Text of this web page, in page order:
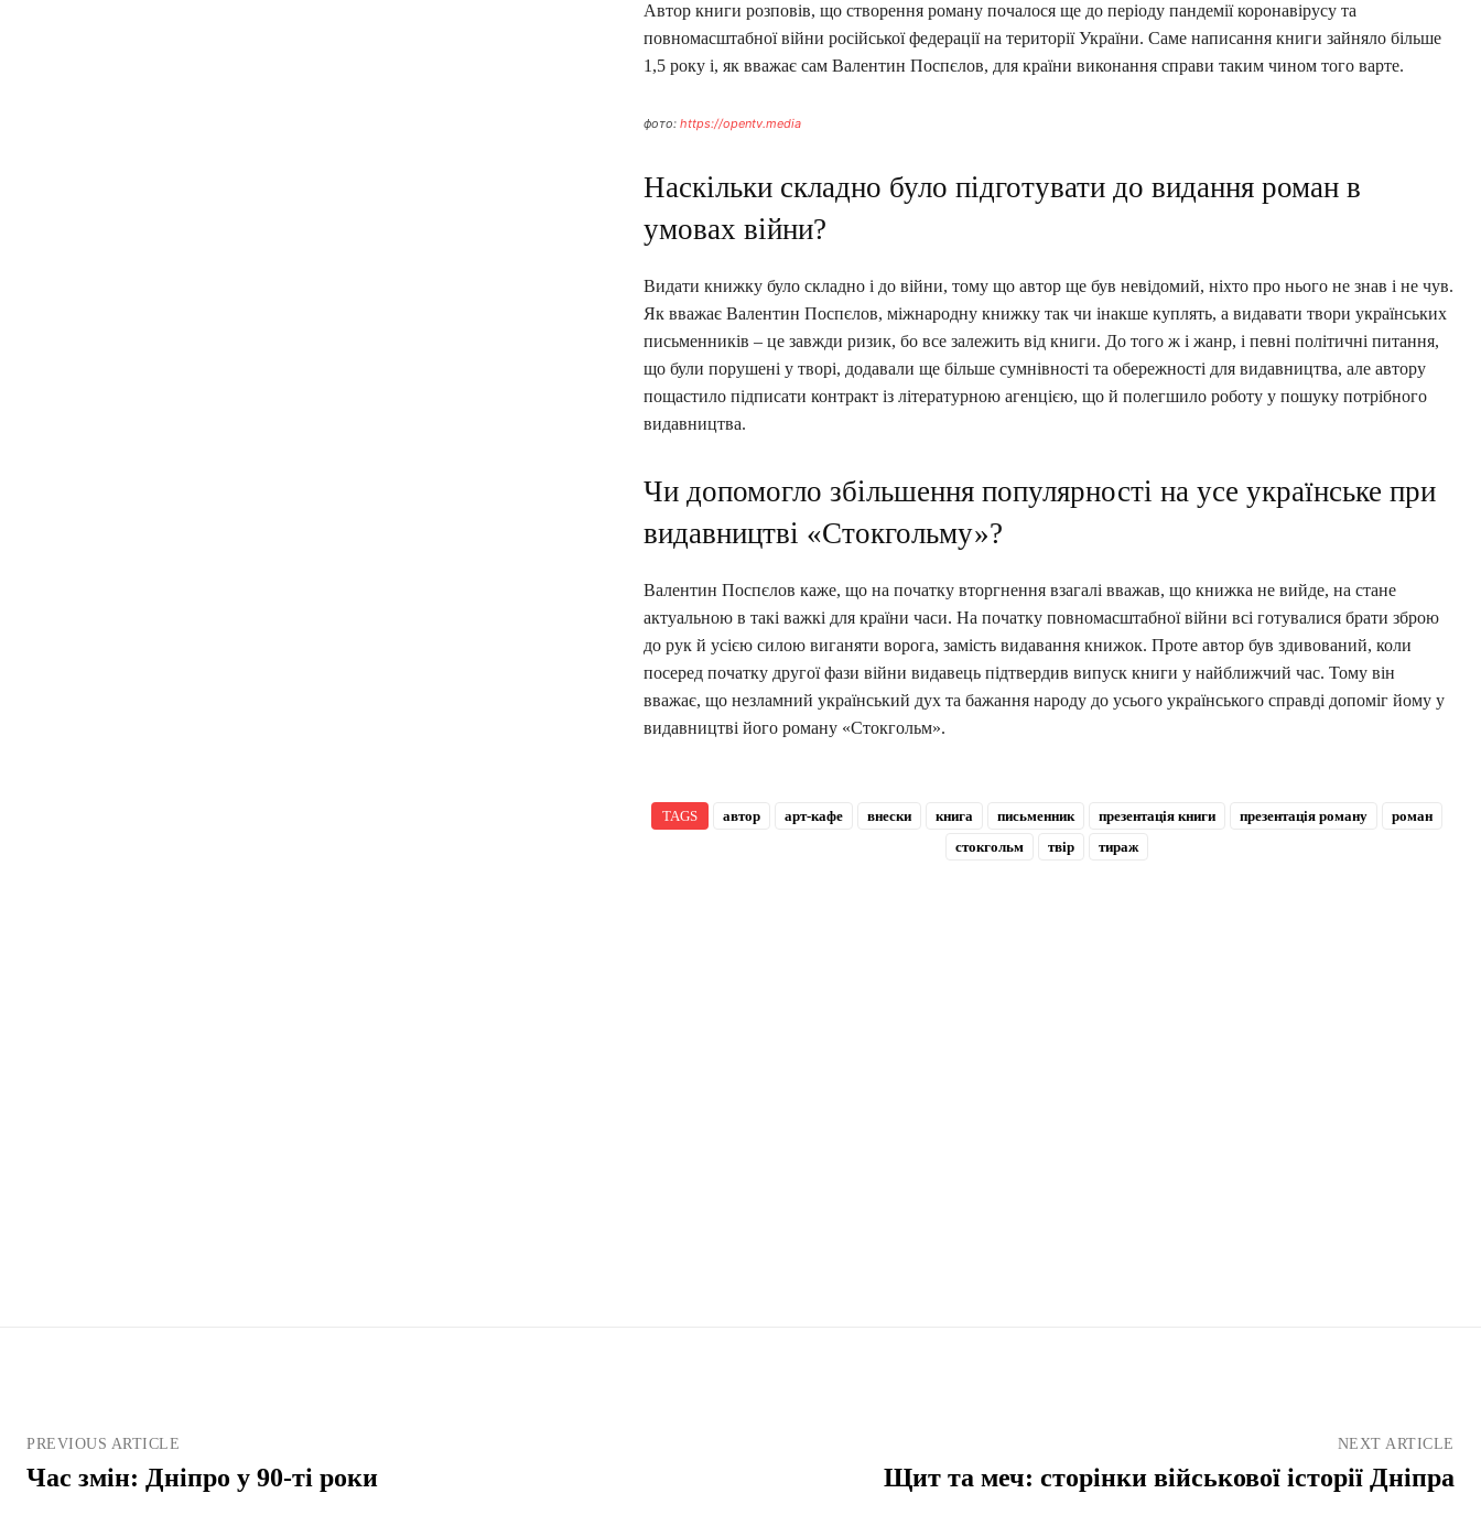
Автор книги розповів, що створення роману почалося ще до періоду пандемії коронавірусу та
повномасштабної війни російської федерації на території України. Саме написання книги зайняло більше
1,5 року і, як вважає сам Валентин Поспєлов, для країни виконання справи таким чином того варте.
фото: https://opentv.media
Наскільки складно було підготувати до видання роман в
умовах війни?
Видати книжку було складно і до війни, тому що автор ще був невідомий, ніхто про нього не знав і не чув.
Як вважає Валентин Поспєлов, міжнародну книжку так чи інакше куплять, а видавати твори українських
письменників – це завжди ризик, бо все залежить від книги. До того ж і жанр, і певні політичні питання,
що були порушені у творі, додавали ще більше сумнівності та обережності для видавництва, але автору
пощастило підписати контракт із літературною агенцією, що й полегшило роботу у пошуку потрібного
видавництва.
Чи допомогло збільшення популярності на усе українське при
видавництві «Стокгольму»?
Валентин Поспєлов каже, що на початку вторгнення взагалі вважав, що книжка не вийде, на стане
актуальною в такі важкі для країни часи. На початку повномасштабної війни всі готувалися брати зброю
до рук й усією силою виганяти ворога, замість видавання книжок. Проте автор був здивований, коли
посеред початку другої фази війни видавець підтвердив випуск книги у найближчий час. Тому він
вважає, що незламний український дух та бажання народу до усього українського справді допоміг йому у
видавництві його роману «Стокгольм».
TAGS автор арт-кафе внески книга письменник презентація книги презентація роману
роман
стокгольм
твір тираж
PREVIOUS ARTICLE
Час змін: Дніпро у 90-ті роки
NEXT ARTICLE
Щит та меч: сторінки військової історії Дніпра